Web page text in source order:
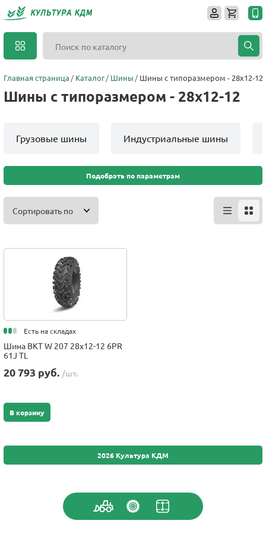
Главная страница Каталог Шины Шины с типоразмером - 28x12-12
Шины с типоразмером - 28x12-12
Грузовые шины Индустриальные шины
Подобрать по параметрам
Сортировать по
Есть на складах
Шина BKT W 207 28x12-12 6PR
61J TL
20 793 руб. /шт.
В корзину
2026 Культура КДМ